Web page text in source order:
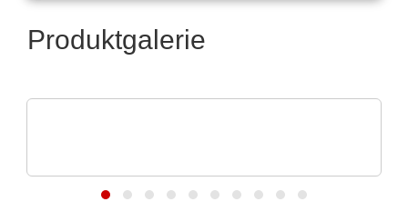
Produktgalerie